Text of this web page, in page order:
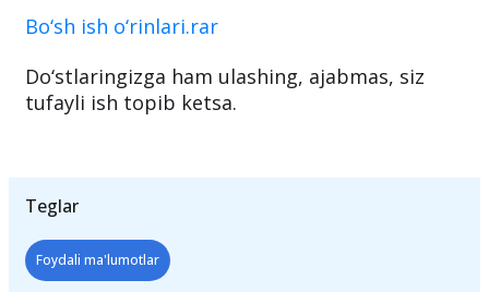
Bo‘sh ish o‘rinlari.rar
Teglar